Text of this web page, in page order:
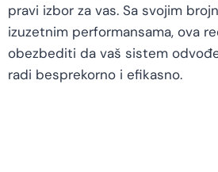
pravi izbor za vas. Sa svojim
izuzetnim performansama, ova
obezbediti da vaš sistem
radi besprekorno i efikasno.